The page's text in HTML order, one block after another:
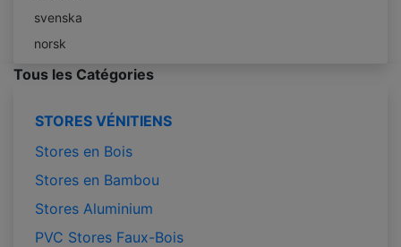
svenska
norsk
Tous les Catégories
STORES VÉNITIENS
Stores en Bois
Stores en Bambou
Stores Aluminium
PVC Stores Faux-Bois